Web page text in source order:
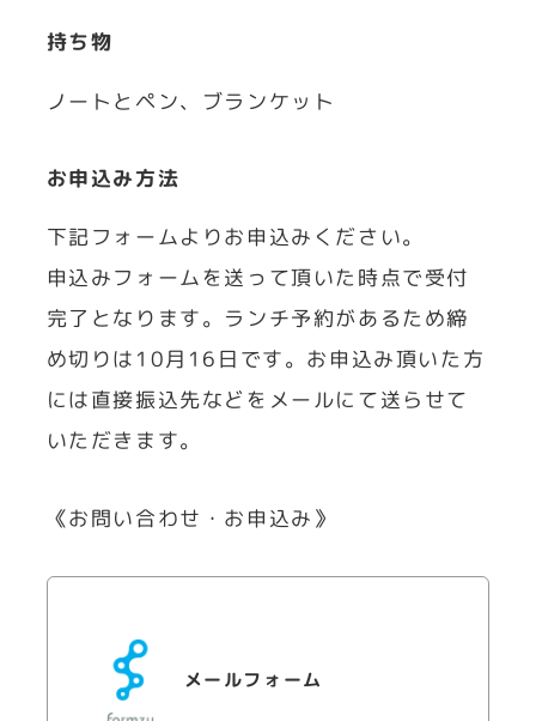
持ち物
ノートとペン、ブランケット
お申込み方法
下記フォームよりお申込みください。
申込みフォームを送って頂いた時点で受付
完了となります。ランチ予約があるため締
め切りは10月16日です。お申込み頂いた方
には直接振込先などをメールにて送らせて
いただきます。
《お問い合わせ・お申込み》
メールフォーム